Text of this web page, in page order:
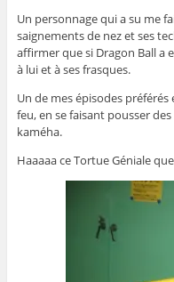
Un personnage qui a su me
saignements de nez et ses
affirmer que si Dragon Ball a
à lui et à ses frasques.
Un de mes épisodes
feu, en se faisant pousser
kaméha.
Haaaaa ce Tortue Géniale